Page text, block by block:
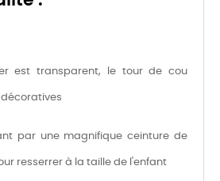
est transparent, le tour de cou
par une magnifique ceinture de
resserrer à la taille de l'enfant